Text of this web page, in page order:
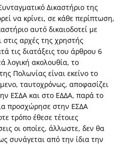
Δικαστήριο της
να κρίνει, σε κάθε περίπτωση,
αυτό δικαιοδοτεί με
αρχές της χρηστής
τις διατάξεις του άρθρου 6
λογική ακολουθία, το
Πολωνίας είναι εκείνο το
ταυτοχρόνως, αποφασίζει
ΕΣΔΑ και στο ΕΔΔΑ, παρά το
προσχώρησε στην ΕΣΔΑ
τρόπο έθεσε τέτοιες
οι οποίες, άλλωστε, δεν θα
συνάγεται από την ίδια την